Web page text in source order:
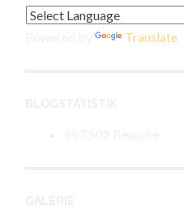
Powered by Translate